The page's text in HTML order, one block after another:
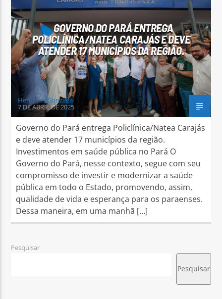
Arara Azul FM
GOVERNO DO PARÁ ENTREGA
POLICLÍNICA/NATEA CARAJÁS E DEVE
ATENDER 17 MUNICÍPIOS DA REGIÃO.
Henrique Gonzaga
7 DE ABRIL DE 2025
Governo do Pará entrega Policlínica/Natea Carajás
e deve atender 17 municípios da região.
Investimentos em saúde pública no Pará O
Governo do Pará, nesse contexto, segue com seu
compromisso de investir e modernizar a saúde
pública em todo o Estado, promovendo, assim,
qualidade de vida e esperança para os paraenses.
Dessa maneira, em uma manhã […]
Pesquisar
Pesquisar